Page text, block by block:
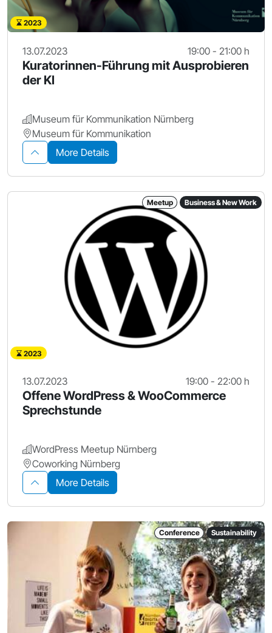
2023
13.07.2023 19:00 - 21:00 h
Kuratorinnen-Führung mit Ausprobieren
der KI
Museum für Kommunikation Nürnberg
Museum für Kommunikation
More Details
Meetup Business & New Work
2023
13.07.2023 19:00 - 22:00 h
Offene WordPress & WooCommerce
Sprechstunde
WordPress Meetup Nürnberg
Coworking Nürnberg
More Details
Conference Sustainability